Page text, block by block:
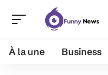
À la une Business